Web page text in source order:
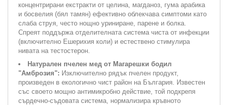
концентрирани екстракти от целина, магданоз, гума арабика
и босвелия (бял тамян) ефективно облекчава симптоми като
слаба струя, често нощно уриниране, парене и болка.
Спреят поддържа отделителната система чиста от инфекции
(включително Ешерихия коли) и естествено стимулира
нивата на тестостерон.
Натурален пчелен мед от Магарешки бодил
"Амброзия": Изключително рядък пчелен продукт,
произведен в екологично чист район на България. Известен
със своето мощно антимикробно действие, той подкрепя
сърдечно-съдовата система, нормализира кръвното